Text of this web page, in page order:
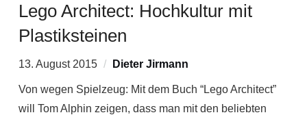
Lego Architect: Hochkultur mit
Plastiksteinen
13. August 2015 Dieter Jirmann
Von wegen Spielzeug: Mit dem Buch “Lego Architect”
will Tom Alphin zeigen, dass man mit den beliebten